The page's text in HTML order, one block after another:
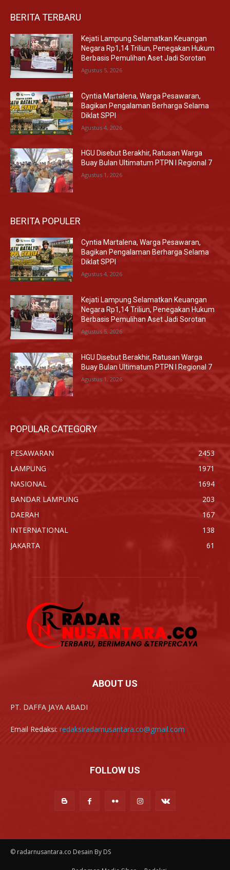
BERITA TERBARU
Kejati Lampung Selamatkan Keuangan
Negara Rp1,14 Triliun, Penegakan Hukum
Berbasis Pemulihan Aset Jadi Sorotan
Agustus 5, 2026
Cyntia Martalena, Warga Pesawaran,
Bagikan Pengalaman Berharga Selama
Diklat SPPI
Agustus 4, 2026
HGU Disebut Berakhir, Ratusan Warga
Buay Bulan Ultimatum PTPN I Regional 7
Agustus 1, 2026
BERITA POPULER
Cyntia Martalena, Warga Pesawaran,
Bagikan Pengalaman Berharga Selama
Diklat SPPI
Agustus 4, 2026
Kejati Lampung Selamatkan Keuangan
Negara Rp1,14 Triliun, Penegakan Hukum
Berbasis Pemulihan Aset Jadi Sorotan
Agustus 5, 2026
HGU Disebut Berakhir, Ratusan Warga
Buay Bulan Ultimatum PTPN I Regional 7
Agustus 1, 2026
POPULAR CATEGORY
PESAWARAN
2453
LAMPUNG
1971
NASIONAL
1694
BANDAR LAMPUNG
203
DAERAH
167
INTERNATIONAL
138
JAKARTA
61
ABOUT US
PT. DAFFA JAYA ABADI
Email Redaksi: redaksiradarnusantara.co@gmail.com
FOLLOW US
© radarnusantara.co Desain By DS